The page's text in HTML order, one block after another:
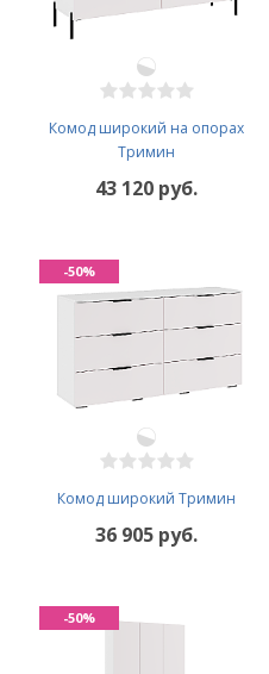
Комод широкий на опорах
Тримин
43 120 руб.
Комод широкий Тримин
36 905 руб.
-50%
-50%